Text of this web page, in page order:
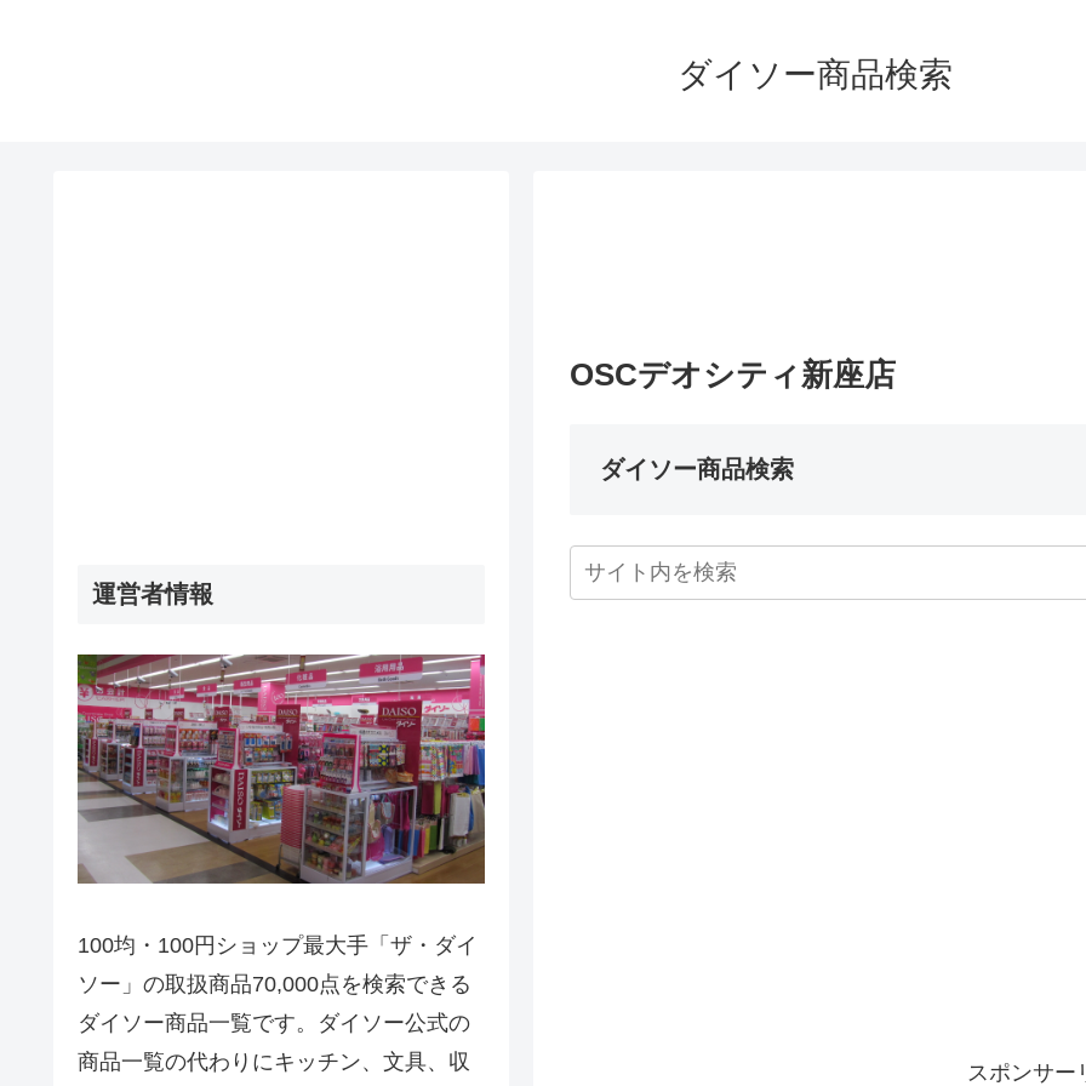
ダイソー商品検索
OSCデオシティ新座店
ダイソー商品検索
スポンサー
運営者情報
100均・100円ショップ最大手「ザ・ダイ
ソー」の取扱商品70,000点を検索できる
ダイソー商品一覧です。ダイソー公式の
商品一覧の代わりにキッチン、文具、収